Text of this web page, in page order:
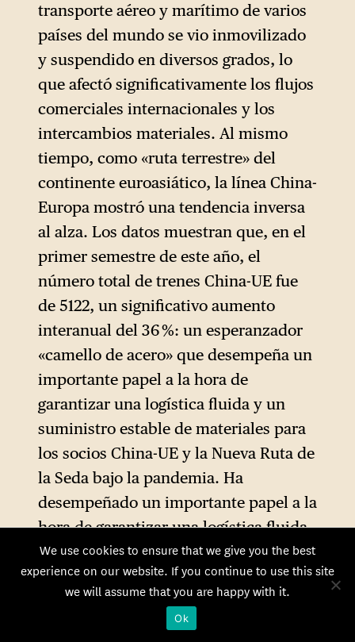
transporte aéreo y marítimo de varios
países del mundo se vio inmovilizado
y suspendido en diversos grados, lo
que afectó significativamente los flujos
comerciales internacionales y los
intercambios materiales. Al mismo
tiempo, como «ruta terrestre» del
continente euroasiático, la línea China-
Europa mostró una tendencia inversa
al alza. Los datos muestran que, en el
primer semestre de este año, el
número total de trenes China-UE fue
de 5122, un significativo aumento
interanual del 36 %: un esperanzador
«camello de acero» que desempeña un
importante papel a la hora de
garantizar una logística fluida y un
suministro estable de materiales para
los socios China-UE y la Nueva Ruta de
la Seda bajo la pandemia. Ha
desempeñado un importante papel a la
hora de garantizar una logística fluida
y un suministro estable de materiales
para los socios de China-UE y la Nueva
Ruta de la Seda en el contexto de la
pandemia. Esto es inseparable de los
We use cookies to ensure that we give you the best
experience on our website. If you continue to use this site
we will assume that you are happy with it.
Ok